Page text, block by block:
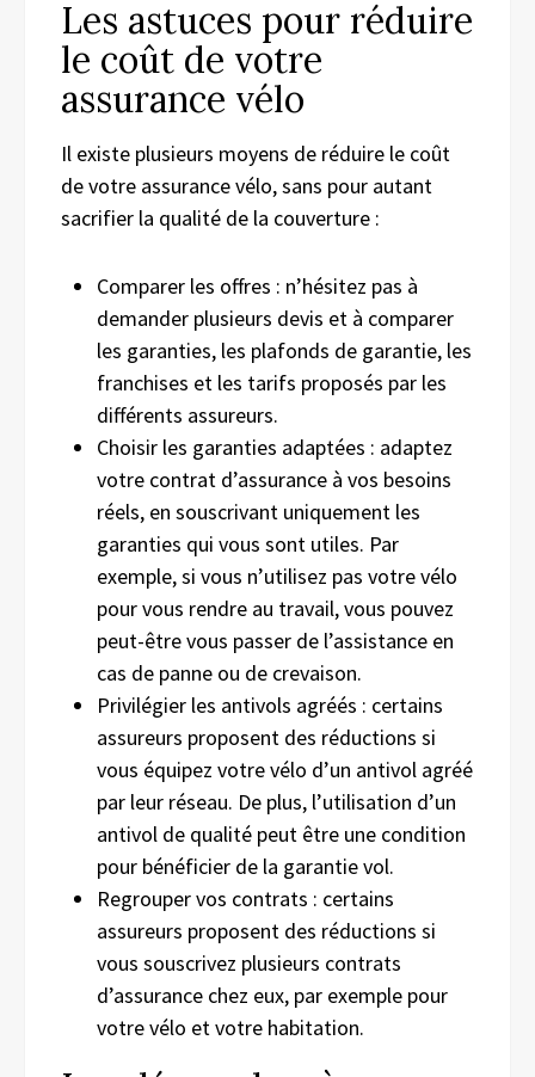
Les astuces pour réduire
le coût de votre
assurance vélo
Il existe plusieurs moyens de réduire le coût
de votre assurance vélo, sans pour autant
sacrifier la qualité de la couverture :
Comparer les offres : n’hésitez pas à
demander plusieurs devis et à comparer
les garanties, les plafonds de garantie, les
franchises et les tarifs proposés par les
différents assureurs.
Choisir les garanties adaptées : adaptez
votre contrat d’assurance à vos besoins
réels, en souscrivant uniquement les
garanties qui vous sont utiles. Par
exemple, si vous n’utilisez pas votre vélo
pour vous rendre au travail, vous pouvez
peut-être vous passer de l’assistance en
cas de panne ou de crevaison.
Privilégier les antivols agréés : certains
assureurs proposent des réductions si
vous équipez votre vélo d’un antivol agréé
par leur réseau. De plus, l’utilisation d’un
antivol de qualité peut être une condition
pour bénéficier de la garantie vol.
Regrouper vos contrats : certains
assureurs proposent des réductions si
vous souscrivez plusieurs contrats
d’assurance chez eux, par exemple pour
votre vélo et votre habitation.